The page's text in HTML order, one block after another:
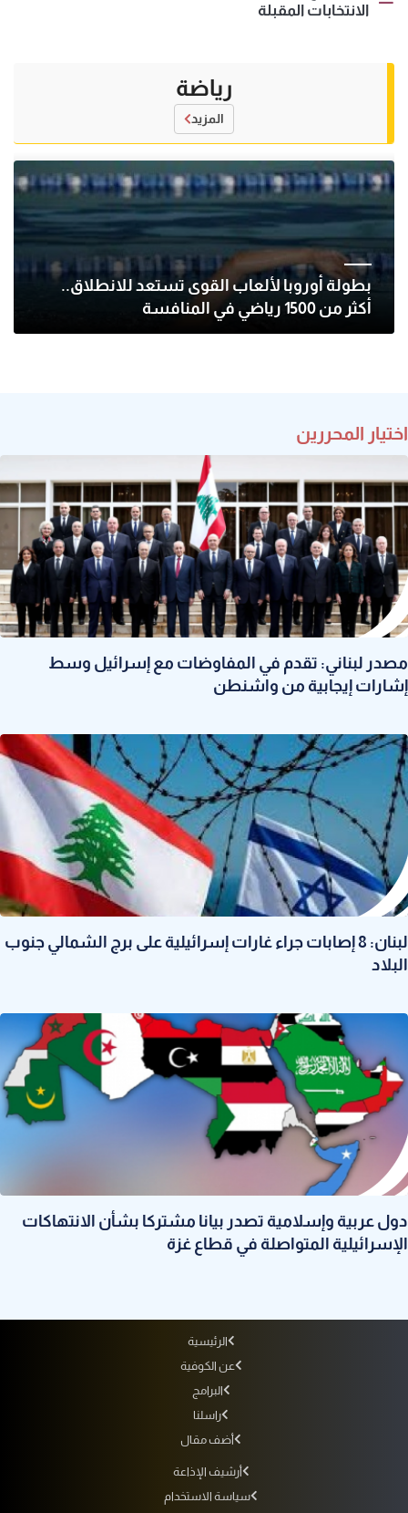
الانتخابات المقبلة
رياضة
المزيد
بطولة أوروبا لألعاب القوى تستعد للانطلاق..
أكثر من 1500 رياضي في المنافسة
اختيار المحررين
مصدر لبناني: تقدم في المفاوضات مع إسرائيل وسط
إشارات إيجابية من واشنطن
لبنان: 8 إصابات جراء غارات إسرائيلية على برج الشمالي جنوب
البلاد
دول عربية وإسلامية تصدر بيانا مشتركا بشأن الانتهاكات
الإسرائيلية المتواصلة في قطاع غزة
الرئيسية
عن الكوفية
البرامج
راسلنا
أضف مقال
أرشيف الإذاعة
سياسة الاستخدام